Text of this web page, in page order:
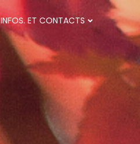
INFOS. ET CONTACTS